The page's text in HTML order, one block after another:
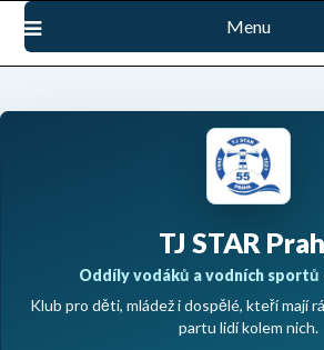
Přejdi
obsah
Menu
TJ STAR
Oddíly vodáků a vodních sportů
Klub pro děti, mládež i dospělé, kteří mají
partu lidí kolem nich.